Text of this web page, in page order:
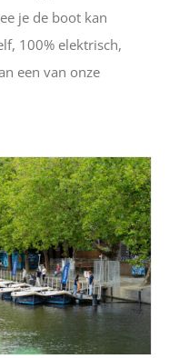
je de boot kan
100% elektrisch,
een van onze